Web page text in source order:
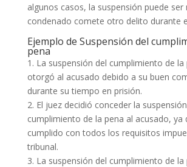
algunos casos, la suspensión puede ser
condenado comete otro delito durante
Ejemplo de Suspensión del
pena
1. La suspensión del cumplimiento de la
otorgó al acusado debido a su buen
durante su tiempo en prisión.
2. El juez decidió conceder la
cumplimiento de la pena al acusado, ya
cumplido con todos los requisitos
tribunal.
3. La suspensión del cumplimiento de la